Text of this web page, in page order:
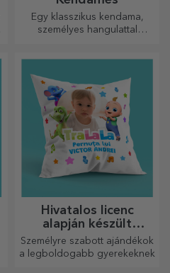
Egy klasszikus kendama,
személyes hangulattal
Hivatalos licenc
alapján készült
személyre szabott
ajándékok - TraLaLa
Személyre szabott ajándékok
a legboldogabb gyerekeknek